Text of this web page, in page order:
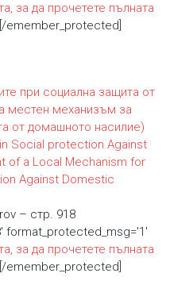
за да прочетете пълната
emember_protected]
при социална защита от
местен механизъм за
от домашното насилие)
Social protection Against
of a Local Mechanism for
Against Domestic
– стр. 918
format_protected_msg='1'
за да прочетете пълната
emember_protected]